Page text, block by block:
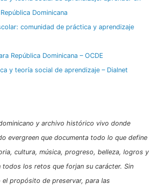
Dominicana
comunidad de práctica y aprendizaje
República Dominicana – OCDE
y teoría social de aprendizaje – Dialnet
y archivo histórico vivo donde
evergreen que documenta todo lo que define
cultura, música, progreso, belleza, logros y
los retos que forjan su carácter. Sin
el propósito de preservar, para las